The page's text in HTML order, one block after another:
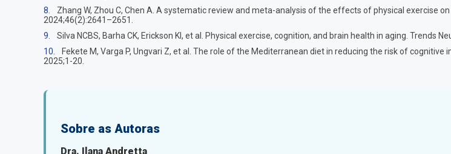
8.
Zhang W, Zhou C, Chen A. A systematic review and meta-analysis of the effects of physical exercise
2024;46(2):2641–2651.
9.
Silva NCBS, Barha CK, Erickson KI, et al. Physical exercise, cognition, and brain health in aging. Trends
10.
Fekete M, Varga P, Ungvari Z, et al. The role of the Mediterranean diet in reducing the risk of
2025;1-20.
Sobre as Autoras
Dra. Ilana Andretta